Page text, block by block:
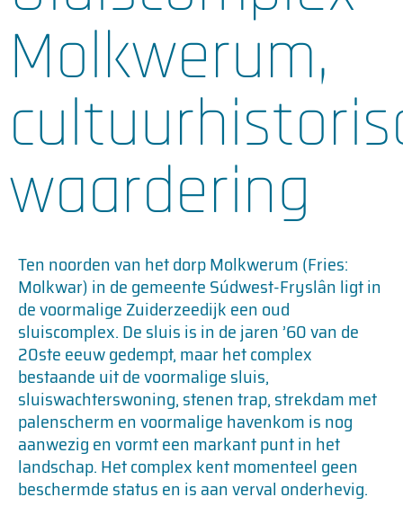
Molkwerum,
waardering
Ten noorden van het dorp Molkwerum (Fries:
Molkwar) in de gemeente Súdwest-Fryslân ligt in
de voormalige Zuiderzeedijk een oud
sluiscomplex. De sluis is in de jaren ’60 van de
20ste eeuw gedempt, maar het complex
bestaande uit de voormalige sluis,
sluiswachterswoning, stenen trap, strekdam met
palenscherm en voormalige havenkom is nog
aanwezig en vormt een markant punt in het
landschap. Het complex kent momenteel geen
beschermde status en is aan verval onderhevig.